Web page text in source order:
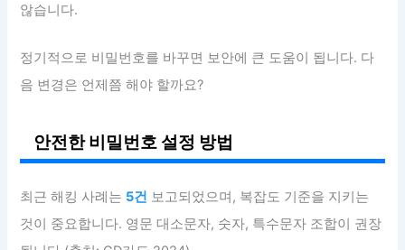
않습니다.
정기적으로 비밀번호를 바꾸면 보안에 큰 도움이 됩니다. 다
음 변경은 언제쯤 해야 할까요?
안전한 비밀번호 설정 방법
최근 해킹 사례는 5건 보고되었으며, 복잡도 기준을 지키는
것이 중요합니다. 영문 대소문자, 숫자, 특수문자 조합이 권장